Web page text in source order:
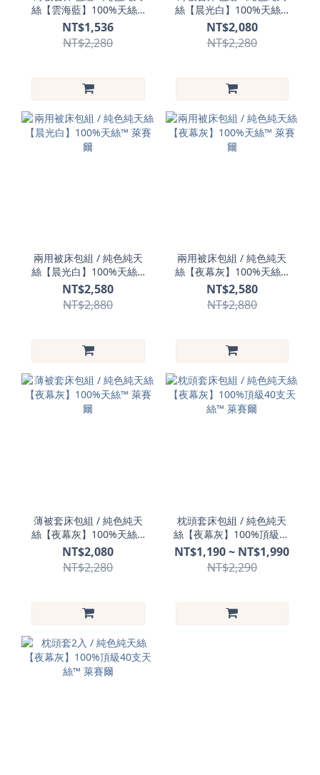
絲【雲海藍】100%天絲™
萊賽爾
NT$1,536
NT$2,280
絲【晨光白】100%天絲™
萊賽爾
NT$2,080
NT$2,280
兩用被床包組 / 純色純天
絲【晨光白】100%天絲™
萊賽爾
NT$2,580
NT$2,880
兩用被床包組 / 純色純天
絲【夜幕灰】100%天絲™
萊賽爾
NT$2,580
NT$2,880
薄被套床包組 / 純色純天
絲【夜幕灰】100%天絲™
萊賽爾
NT$2,080
NT$2,280
枕頭套床包組 / 純色純天
絲【夜幕灰】100%頂級40
支天絲™ 萊賽爾
NT$1,190 ~ NT$1,990
NT$2,290